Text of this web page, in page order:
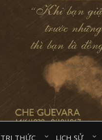
TRI THỨC⠀ LỊCH SỬ⠀